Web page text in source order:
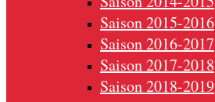
Saison 2015-2016
Saison 2016-2017
Saison 2017-2018
Saison 2018-2019